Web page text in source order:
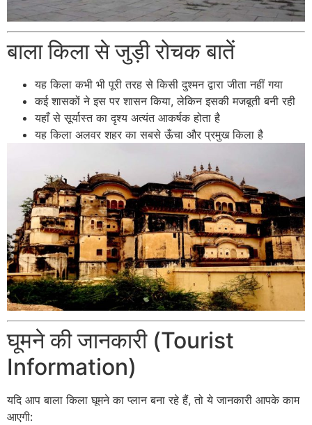
बाला किला से जुड़ी रोचक बातें
यह किला कभी भी पूरी तरह से किसी दुश्मन द्वारा जीता नहीं गया
कई शासकों ने इस पर शासन किया, लेकिन इसकी मजबूती बनी रही
यहाँ से सूर्यास्त का दृश्य अत्यंत आकर्षक होता है
यह किला अलवर शहर का सबसे ऊँचा और प्रमुख किला है
घूमने की जानकारी (Tourist
Information)
यदि आप बाला किला घूमने का प्लान बना रहे हैं, तो ये जानकारी आपके काम
आएगी: